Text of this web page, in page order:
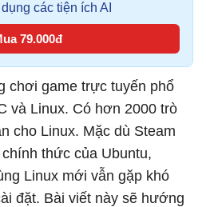
các tiện ích AI
79.000đ
chơi game trực tuyến phổ
và Linux. Có hơn 2000 trò
cho Linux. Mặc dù Steam
thức của Ubuntu,
Linux mới vẫn gặp khó
đặt. Bài viết này sẽ hướng